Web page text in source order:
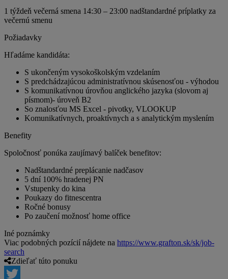
1 týždeň večerná smena 14:30 – 23:00 nadštandardné príplatky za
večernú smenu
Požiadavky
Hľadáme kandidáta:
S ukončeným vysokoškolským vzdelaním
S predchádzajúcou administratívnou skúsenosťou - výhodou
S komunikatívnou úrovňou anglického jazyka (slovom aj
písmom)- úroveň B2
So znalosťou MS Excel - pivotky, VLOOKUP
Komunikatívnych, proaktívnych a s analytickým myslením
Benefity
Spoločnosť ponúka zaujímavý balíček benefitov:
Nadštandardné preplácanie nadčasov
5 dní 100% hradenej PN
Vstupenky do kina
Poukazy do fitnescentra
Ročné bonusy
Po zaučení možnosť home office
Iné poznámky
Viac podobných pozícií nájdete na https://www.grafton.sk/sk/job-
search
Zdieľať túto ponuku